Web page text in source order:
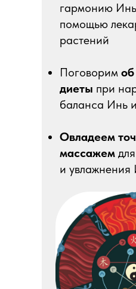
гармонию
помощью
растений
Поговорим
диеты при
баланса Инь
Овладеем
массажем
и увлажнения